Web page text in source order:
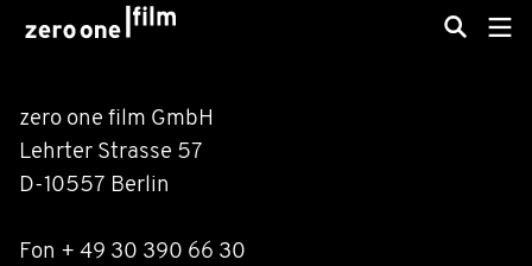
zero one film GmbH
Lehrter Strasse 57
D-10557 Berlin
Fon + 49 30 390 66 30